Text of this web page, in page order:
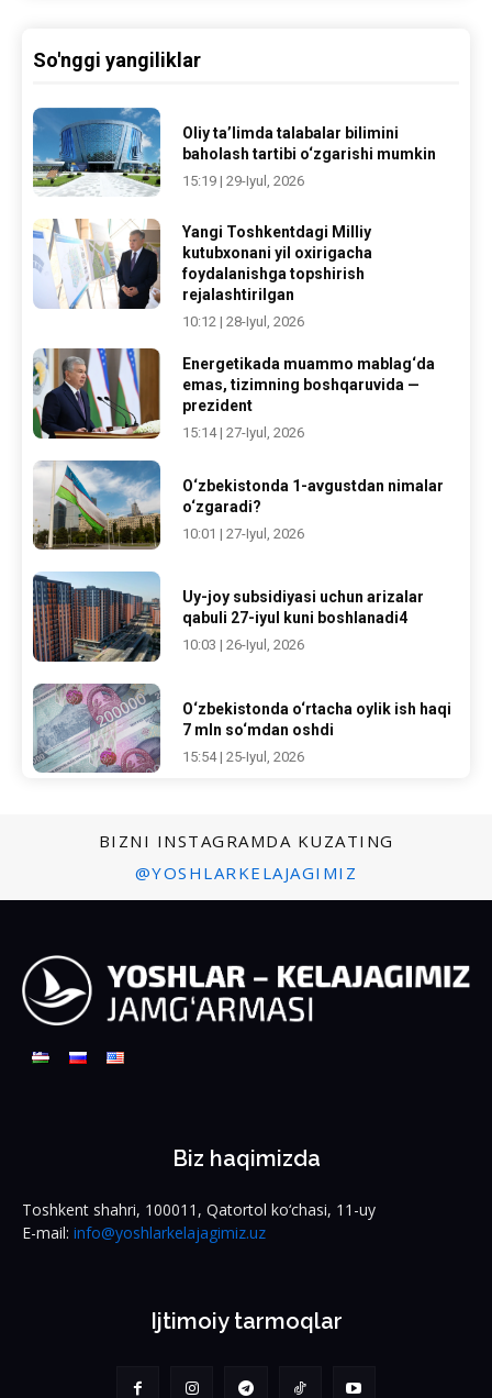
So'nggi yangiliklar
Oliy ta’limda talabalar bilimini
baholash tartibi o‘zgarishi mumkin
15:19 | 29-Iyul, 2026
Yangi Toshkentdagi Milliy
kutubxonani yil oxirigacha
foydalanishga topshirish
rejalashtirilgan
10:12 | 28-Iyul, 2026
Energetikada muammo mablag‘da
emas, tizimning boshqaruvida —
prezident
15:14 | 27-Iyul, 2026
O‘zbekistonda 1-avgustdan nimalar
o‘zgaradi?
10:01 | 27-Iyul, 2026
Uy-joy subsidiyasi uchun arizalar
qabuli 27-iyul kuni boshlanadi4
10:03 | 26-Iyul, 2026
O‘zbekistonda o‘rtacha oylik ish haqi
7 mln so‘mdan oshdi
15:54 | 25-Iyul, 2026
BIZNI INSTAGRAMDA KUZATING
@YOSHLARKELAJAGIMIZ
Biz haqimizda
Toshkent shahri, 100011, Qatortol ko‘chasi, 11-uy
E-mail: info@yoshlarkelajagimiz.uz
Ijtimoiy tarmoqlar